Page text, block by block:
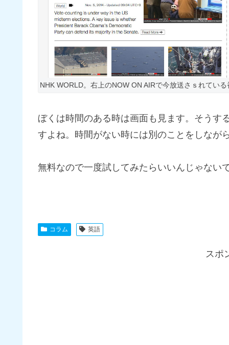
NHK WORLD。右上のNOW ON AIRで今放送さｓれてい
ぼくは時間のある時は画面も見ます。そうす
すよね。時間がない時には別のことをしなが
無料なので一度試してみたらいいんじゃない
コラム 英語
スポ